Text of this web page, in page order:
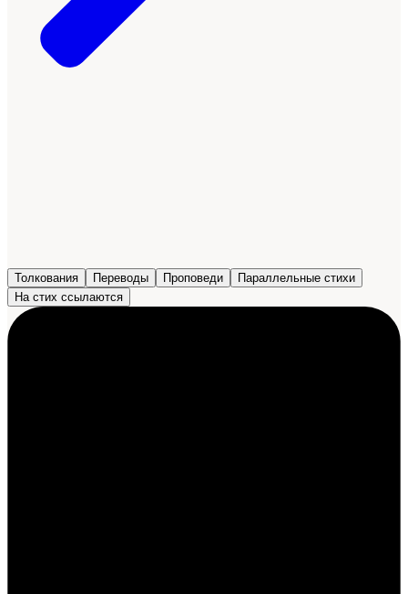
Толкования Переводы Проповеди
Параллельные стихи
На стих ссылаются